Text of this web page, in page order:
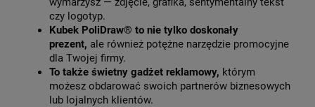
czy logotyp.
Kubek PoliDraw® to nie tylko doskonały
prezent, ale również potężne narzędzie promocyjne
dla Twojej firmy.
To także świetny gadżet reklamowy, którym
możesz obdarować swoich partnerów biznesowych
lub lojalnych klientów.